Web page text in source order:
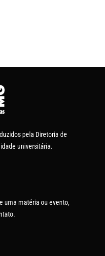
pela Diretoria de
universitária.
uma matéria ou evento,